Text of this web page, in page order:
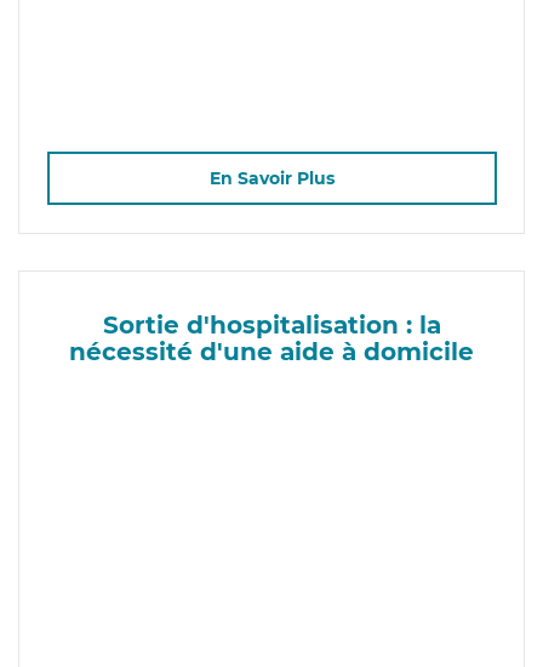
En Savoir Plus
Sortie d'hospitalisation : la
nécessité d'une aide à domicile